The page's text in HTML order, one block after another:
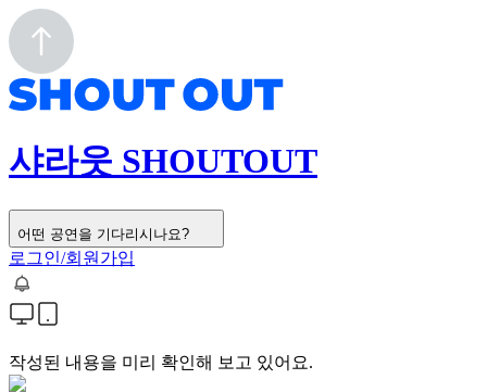
샤라웃 SHOUTOUT
어떤 공연을 기다리시나요?
로그인/회원가입
작성된 내용을 미리 확인해 보고 있어요.